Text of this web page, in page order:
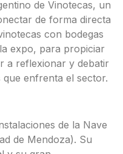
de Vinotecas, un
de forma directa
con bodegas
expo, para propiciar
a reflexionar y debatir
enfrenta el sector.
de la Nave
de Mendoza). Su